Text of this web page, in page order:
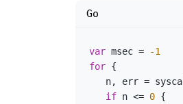
var msec =
-1
for {
if n <= 0 {
Go